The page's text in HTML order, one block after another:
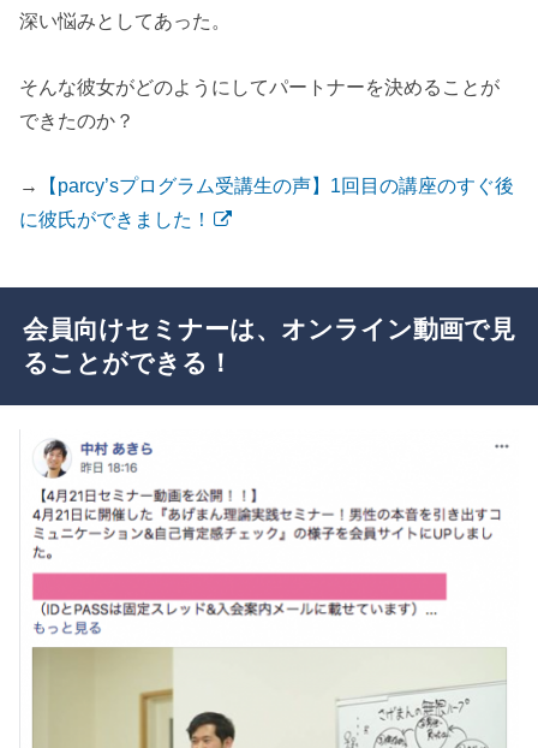
深い悩みとしてあった。
そんな彼女がどのようにしてパートナーを決めることが
できたのか？
→
【parcy’sプログラム受講生の声】1回目の講座のすぐ後
に彼氏ができました！
会員向けセミナーは、オンライン動画で見
ることができる！